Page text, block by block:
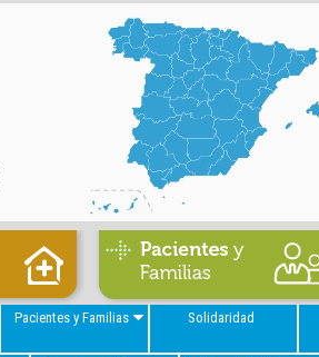
Pacientes y Familias Solidaridad